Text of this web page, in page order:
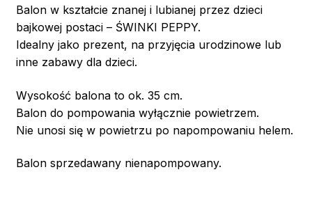
Balon w kształcie znanej i lubianej przez dzieci
bajkowej postaci – ŚWINKI PEPPY.
Idealny jako prezent, na przyjęcia urodzinowe lub
inne zabawy dla dzieci.
Wysokość balona to ok. 35 cm.
Balon do pompowania wyłącznie powietrzem.
Nie unosi się w powietrzu po napompowaniu helem.
Balon sprzedawany nienapompowany.